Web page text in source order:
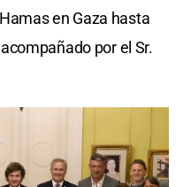
en Gaza hasta
por el Sr.